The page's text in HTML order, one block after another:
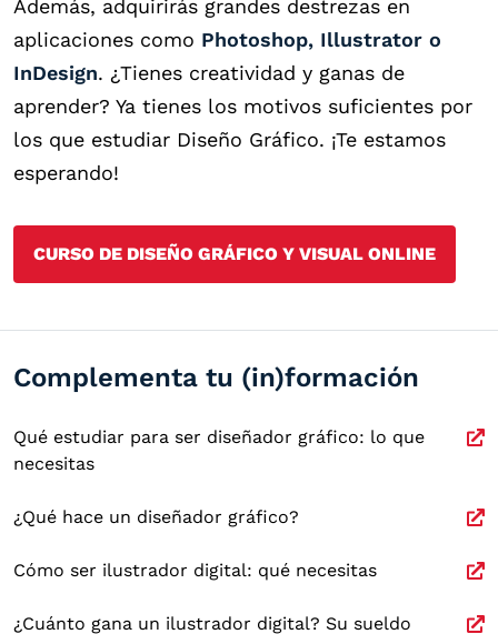
Además, adquirirás grandes destrezas en
aplicaciones como Photoshop, Illustrator o
InDesign. ¿Tienes creatividad y ganas de
aprender? Ya tienes los motivos suficientes por
los que estudiar Diseño Gráfico. ¡Te estamos
esperando!
CURSO DE DISEÑO GRÁFICO Y VISUAL ONLINE
Complementa tu (in)formación
Qué estudiar para ser diseñador gráfico: lo que
necesitas
¿Qué hace un diseñador gráfico?
Cómo ser ilustrador digital: qué necesitas
¿Cuánto gana un ilustrador digital? Su sueldo